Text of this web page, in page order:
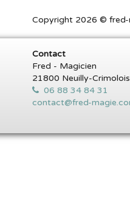
Copyright 2026 © fred-
Contact
Fred - Magicien
21800 Neuilly-Crimolois
06 88 34 84 31
contact@fred-